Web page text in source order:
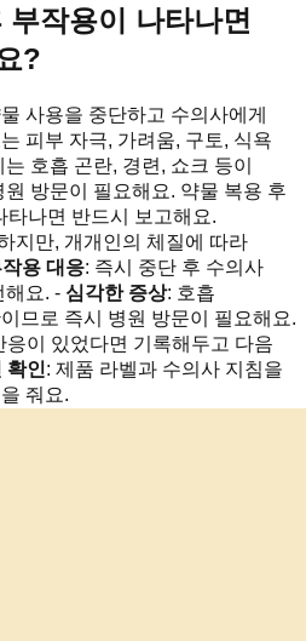
작용이 나타나면
?
사용을 중단하고 수의사에게
피부 자극, 가려움, 구토, 식욕
호흡 곤란, 경련, 쇼크 등이
방문이 필요해요. 약물 복용 후
타나면 반드시 보고해요.
지만, 개개인의 체질에 따라
용 대응: 즉시 중단 후 수의사
해요. - 심각한 증상: 호흡
므로 즉시 병원 방문이 필요해요.
응이 있었다면 기록해두고 다음
확인: 제품 라벨과 수의사 지침을
줘요.